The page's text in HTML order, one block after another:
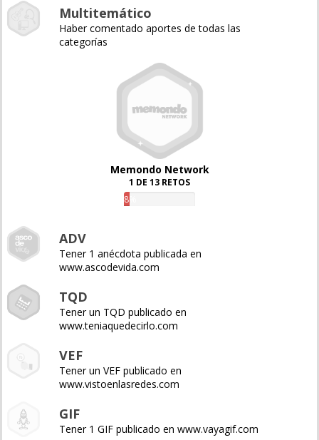
Multitemático
Haber comentado aportes de todas las
categorías
Memondo Network
1 DE 13 RETOS
8%
ADV
Tener 1 anécdota publicada en
www.ascodevida.com
TQD
Tener un TQD publicado en
www.teniaquedecirlo.com
VEF
Tener un VEF publicado en
www.vistoenlasredes.com
GIF
Tener 1 GIF publicado en www.vayagif.com